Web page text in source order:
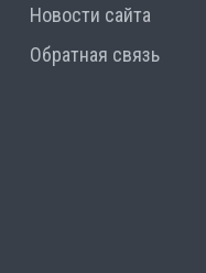
Новости сайта
Обратная связь